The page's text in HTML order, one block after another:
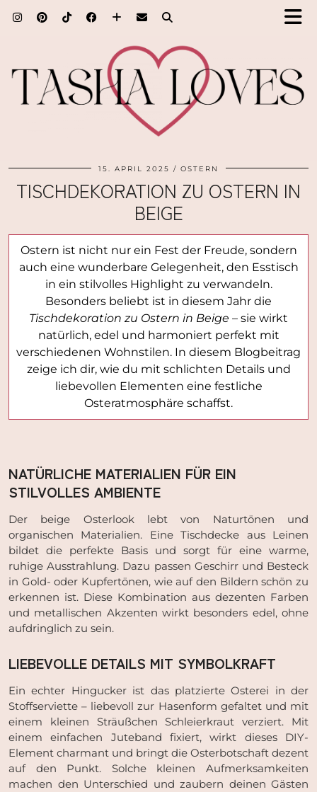
15. APRIL 2025 OSTERN
TISCHDEKORATION ZU OSTERN IN
BEIGE
Ostern ist nicht nur ein Fest der Freude, sondern
auch eine wunderbare Gelegenheit, den Esstisch
in ein stilvolles Highlight zu verwandeln.
Besonders beliebt ist in diesem Jahr die
Tischdekoration zu Ostern in Beige – sie wirkt
natürlich, edel und harmoniert perfekt mit
verschiedenen Wohnstilen. In diesem Blogbeitrag
zeige ich dir, wie du mit schlichten Details und
liebevollen Elementen eine festliche
Osteratmosphäre schaffst.
NATÜRLICHE MATERIALIEN FÜR EIN
STILVOLLES AMBIENTE
Der beige Osterlook lebt von Naturtönen und
organischen Materialien. Eine Tischdecke aus Leinen
bildet die perfekte Basis und sorgt für eine warme,
ruhige Ausstrahlung. Dazu passen Geschirr und Besteck
in Gold- oder Kupfertönen, wie auf den Bildern schön zu
erkennen ist. Diese Kombination aus dezenten Farben
und metallischen Akzenten wirkt besonders edel, ohne
aufdringlich zu sein.
LIEBEVOLLE DETAILS MIT SYMBOLKRAFT
Ein echter Hingucker ist das platzierte Osterei in der
Stoffserviette – liebevoll zur Hasenform gefaltet und mit
einem kleinen Sträußchen Schleierkraut verziert. Mit
einem einfachen Juteband fixiert, wirkt dieses DIY-
Element charmant und bringt die Osterbotschaft dezent
auf den Punkt. Solche kleinen Aufmerksamkeiten
machen den Unterschied und zaubern deinen Gästen